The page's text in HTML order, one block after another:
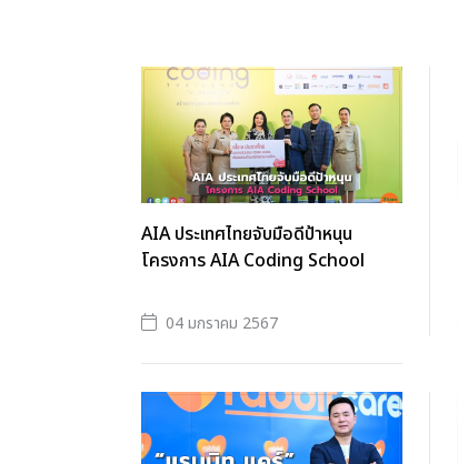
AIA ประเทศไทยจับมือดีป้าหนุน
โครงการ AIA Coding School
04 มกราคม 2567